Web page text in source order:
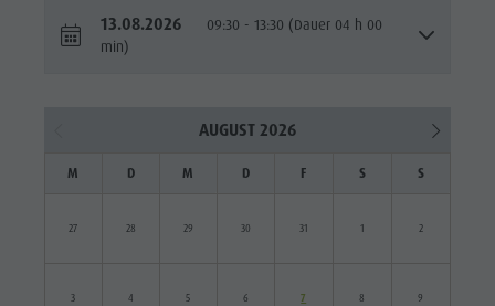
13.08.2026
09:30 - 13:30 (Dauer 04 h 00
min)
AUGUST 2026
M D M D F S S
27 28 29 30 31 1 2
3 4 5 6 7 8 9